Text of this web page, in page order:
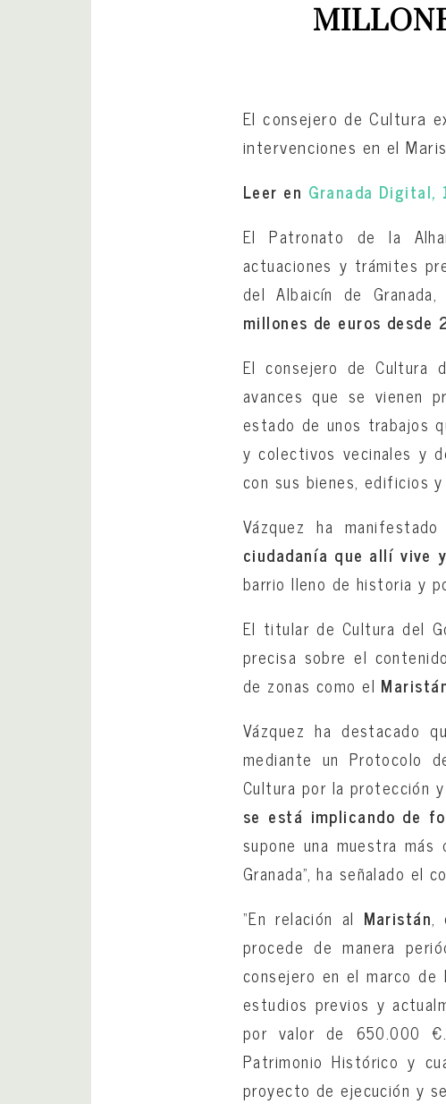
El consejero de Cultura
intervenciones en el
Leer en Granada Digital,
El Patronato de la
actuaciones y trámites
del Albaicín de
millones de euros desde
El consejero de Cultura
avances que se vienen
estado de unos trabajos
y colectivos vecinales y
con sus bienes, edificios y
Vázquez ha
ciudadanía que allí vive
barrio lleno de historia y
El titular de Cultura del
precisa sobre el
de zonas como el
Vázquez ha destacado
mediante un Protocolo
Cultura por la protección
se está implicando de
supone una muestra
Granada”, ha señalado el
“En relación al Maristán,
procede de manera
consejero en el marco de
estudios previos y
por valor de 650.000
Patrimonio Histórico y
proyecto de ejecución y